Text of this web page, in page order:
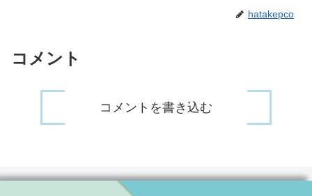
hatakepco
コメント
コメントを書き込む